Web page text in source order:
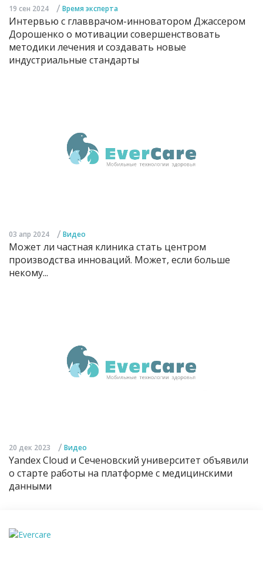
19 сен 2024 / Время эксперта
Интервью с главврачом-инноватором Джассером
Дорошенко о мотивации совершенствовать
методики лечения и создавать новые
индустриальные стандарты
03 апр 2024 / Видео
Может ли частная клиника стать центром
производства инноваций. Может, если больше
некому...
20 дек 2023 / Видео
Yandex Cloud и Сеченовский университет объявили
о старте работы на платформе с медицинскими
данными